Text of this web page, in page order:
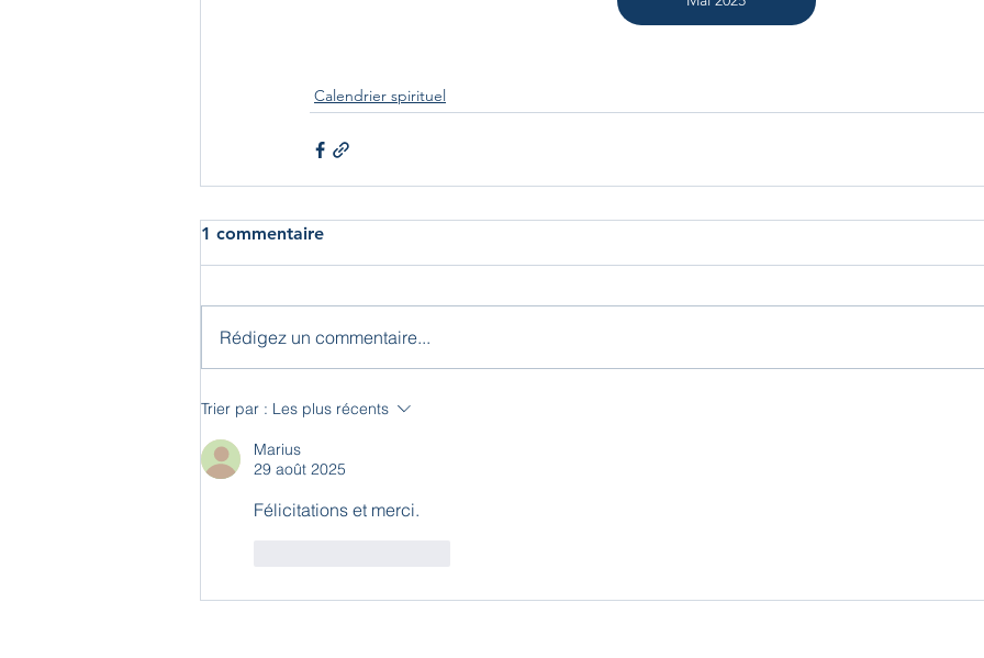
Calendrier spirituel
1 commentaire
Rédigez un commentaire...
Trier par : Les plus récents
Marius
29 août 2025
Félicitations et merci.